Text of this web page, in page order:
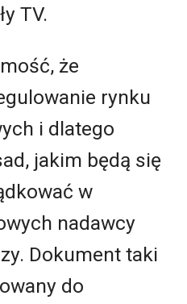
TV.
że
rynku
i dlatego
jakim będą się
w
nadawcy
Dokument taki
do